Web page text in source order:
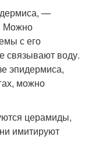
—
Можно
с его
связывают воду.
эпидермиса,
можно
церамиды,
имитируют